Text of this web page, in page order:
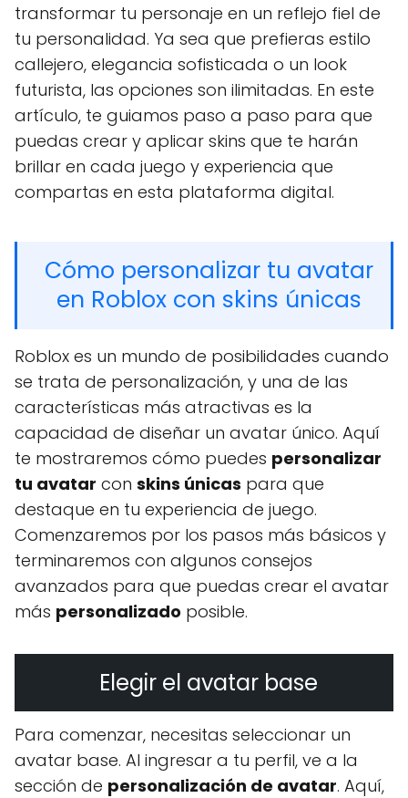
transformar tu personaje en un reflejo fiel de
tu personalidad. Ya sea que prefieras estilo
callejero, elegancia sofisticada o un look
futurista, las opciones son ilimitadas. En este
artículo, te guiamos paso a paso para que
puedas crear y aplicar skins que te harán
brillar en cada juego y experiencia que
compartas en esta plataforma digital.
Cómo personalizar tu avatar
en Roblox con skins únicas
Roblox es un mundo de posibilidades cuando
se trata de personalización, y una de las
características más atractivas es la
capacidad de diseñar un avatar único. Aquí
te mostraremos cómo puedes personalizar
tu avatar con skins únicas para que
destaque en tu experiencia de juego.
Comenzaremos por los pasos más básicos y
terminaremos con algunos consejos
avanzados para que puedas crear el avatar
más personalizado posible.
Elegir el avatar base
Para comenzar, necesitas seleccionar un
avatar base. Al ingresar a tu perfil, ve a la
sección de personalización de avatar. Aquí,